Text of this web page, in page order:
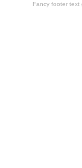
Fancy footer